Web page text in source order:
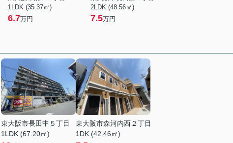
1LDK (35.37㎡)
6.7万円
2LDK (48.56㎡)
7.5万円
東大阪市長田中５丁目
1LDK (67.20㎡)
東大阪市森河内西２丁目
1DK (42.46㎡)